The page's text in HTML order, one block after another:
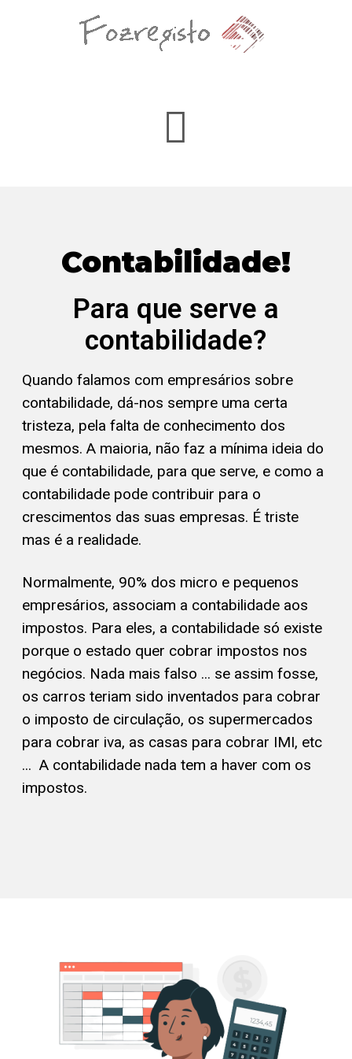
Contabilidade!
Para que serve a
contabilidade?
Quando falamos com empresários sobre
contabilidade, dá-nos sempre uma certa
tristeza, pela falta de conhecimento dos
mesmos. A maioria, não faz a mínima ideia do
que é contabilidade, para que serve, e como a
contabilidade pode contribuir para o
crescimentos das suas empresas. É triste
mas é a realidade.
Normalmente, 90% dos micro e pequenos
empresários, associam a contabilidade aos
impostos. Para eles, a contabilidade só existe
porque o estado quer cobrar impostos nos
negócios. Nada mais falso ... se assim fosse,
os carros teriam sido inventados para cobrar
o imposto de circulação, os supermercados
para cobrar iva, as casas para cobrar IMI, etc
... A contabilidade nada tem a haver com os
impostos.